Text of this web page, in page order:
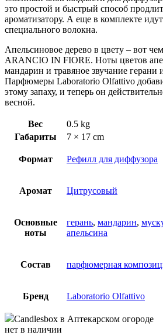
это простой и быстрый способ
ароматизатору. А еще в комплекте
специального волокна.
Апельсиновое дерево в цвету – вот
ARANCIO IN FIORE. Ноты цветов
мандарин и травяное звучание герани
Парфюмеры Laboratorio Olfattivo
этому запаху, и теперь он
весной.
Вес
0.5 kg
Габариты
7 × 17 cm
Формат Рефилл для диффузора
Аромат Цитрусовый
Основные
ноты
герань, мандарин,
апельсина
Состав парфюмерная
Бренд Laboratorio Olfattivo
Candlesbox в Аптекарском огороде
нет в наличии